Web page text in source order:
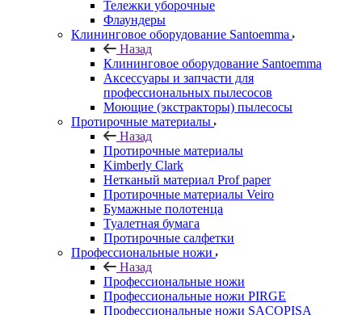
Тележки уборочные
Флаундеры
Клининговое оборудование Santoemma
Назад
Клининговое оборудование Santoemma
Аксессуары и запчасти для
профессиональных пылесосов
Моющие (экстракторы) пылесосы
Протирочные материалы
Назад
Протирочные материалы
Kimberly Clark
Нетканый материал Prof paper
Протирочные материалы Veiro
Бумажные полотенца
Туалетная бумага
Протирочные салфетки
Профессиональные ножи
Назад
Профессиональные ножи
Профессиональные ножи PIRGE
Профессиональные ножи SACOPISA